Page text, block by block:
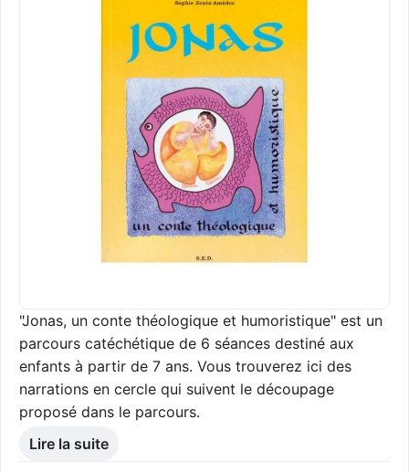
"Jonas, un conte théologique et humoristique" est un
parcours catéchétique de 6 séances destiné aux
enfants à partir de 7 ans. Vous trouverez ici des
narrations en cercle qui suivent le découpage
proposé dans le parcours.
Lire la suite